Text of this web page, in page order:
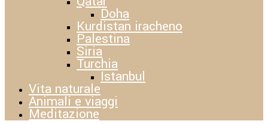
Doha
Kurdistan iracheno
Palestina
Siria
Turchia
Istanbul
Vita naturale
Animali e viaggi
Meditazione